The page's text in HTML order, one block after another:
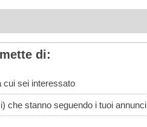
di:
cui sei interessato
che stanno seguendo i tuoi annunci